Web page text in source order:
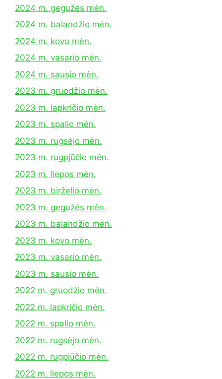
2024 m. gegužės mėn.
2024 m. balandžio mėn.
2024 m. kovo mėn.
2024 m. vasario mėn.
2024 m. sausio mėn.
2023 m. gruodžio mėn.
2023 m. lapkričio mėn.
2023 m. spalio mėn.
2023 m. rugsėjo mėn.
2023 m. rugpjūčio mėn.
2023 m. liepos mėn.
2023 m. birželio mėn.
2023 m. gegužės mėn.
2023 m. balandžio mėn.
2023 m. kovo mėn.
2023 m. vasario mėn.
2023 m. sausio mėn.
2022 m. gruodžio mėn.
2022 m. lapkričio mėn.
2022 m. spalio mėn.
2022 m. rugsėjo mėn.
2022 m. rugpjūčio mėn.
2022 m. liepos mėn.